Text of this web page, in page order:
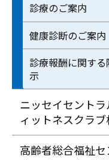
診療のご案内
健康診断のご案内
診療報酬に関する
示
ニッセイセントラ
ィットネスクラブ
高齢者総合福祉セ